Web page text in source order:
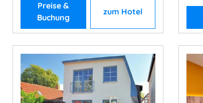
Preise &
Buchung
zum Hotel